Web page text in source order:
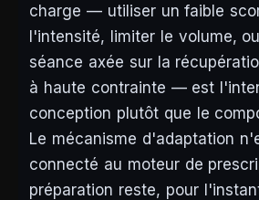
charge — utiliser un faible
l'intensité, limiter le volume,
séance axée sur la
à haute contrainte — est
conception plutôt que le
Le mécanisme d'adaptation
connecté au moteur de
préparation reste, pour